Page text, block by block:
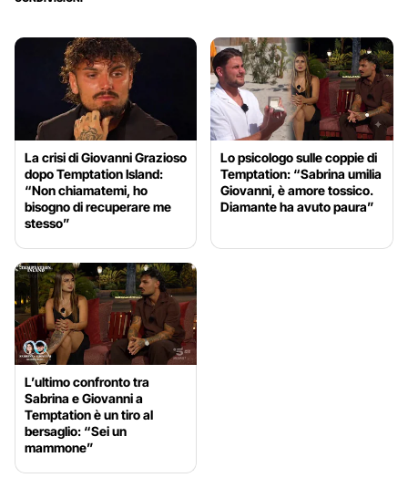
La crisi di Giovanni Grazioso
dopo Temptation Island:
“Non chiamatemi, ho
bisogno di recuperare me
stesso”
Lo psicologo sulle coppie di
Temptation: “Sabrina umilia
Giovanni, è amore tossico.
Diamante ha avuto paura”
L’ultimo confronto tra
Sabrina e Giovanni a
Temptation è un tiro al
bersaglio: “Sei un
mammone”